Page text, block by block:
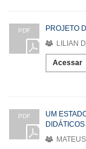
PDF
PROJETO
LILIAN
Acessar
PDF
UM